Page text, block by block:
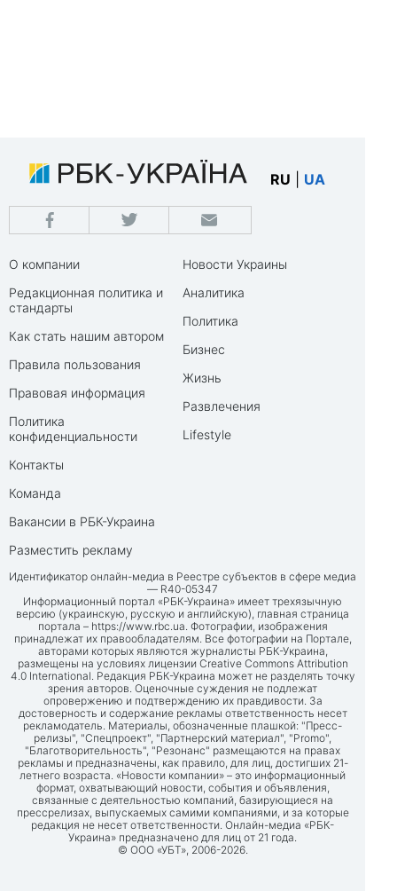
RU UA
О компании
Редакционная политика и
стандарты
Как стать нашим автором
Правила пользования
Правовая информация
Политика
конфиденциальности
Контакты
Команда
Вакансии в РБК-Украина
Разместить рекламу
Новости Украины
Аналитика
Политика
Бизнес
Жизнь
Развлечения
Lifestyle
Идентификатор онлайн-медиа в Реестре субъектов в сфере медиа
— R40-05347
Информационный портал «РБК-Украина» имеет трехязычную
версию (украинскую, русскую и английскую), главная страница
портала – https://www.rbc.ua. Фотографии, изображения
принадлежат их правообладателям. Все фотографии на Портале,
авторами которых являются журналисты РБК-Украина,
размещены на условиях лицензии Creative Commons Attribution
4.0 International. Редакция РБК-Украина может не разделять точку
зрения авторов. Оценочные суждения не подлежат
опровержению и подтверждению их правдивости. За
достоверность и содержание рекламы ответственность несет
рекламодатель. Материалы, обозначенные плашкой: "Пресс-
релизы", "Спецпроект", "Партнерский материал", "Promo",
"Благотворительность", "Резонанс" размещаются на правах
рекламы и предназначены, как правило, для лиц, достигших 21-
летнего возраста. «Новости компании» – это информационный
формат, охватывающий новости, события и объявления,
связанные с деятельностью компаний, базирующиеся на
прессрелизах, выпускаемых самими компаниями, и за которые
редакция не несет ответственности. Онлайн-медиа «РБК-
Украина» предназначено для лиц от 21 года.
© ООО «УБТ», 2006-2026.